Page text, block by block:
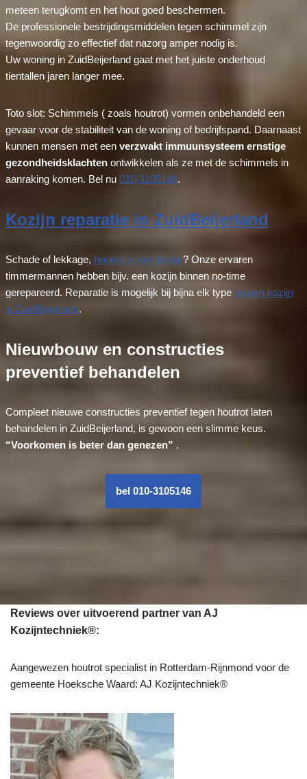
meteen terugkomt en het hout goed beschermen.
De professionele bestrijdingsmiddelen tegen schimmel zijn
tegenwoordig zo effectief dat nazorg amper nodig is.
Uw woning in ZuidBeijerland gaat met het juiste onderhoud
tientallen jaren langer mee.
Toto slot: Schimmels ( zoals houtrot) vormen onbehandeld een
gevaar voor de stabiliteit van de woning of bedrijfspand. Daarnaast
kunnen mensen met een verzwakt immuunsysteem ernstige
gezondheidsklachten ontwikkelen als ze met de schimmels in
aanraking komen. Bel nu 010-3105146.
Kozijn reparatie in ZuidBeijerland
Schade of lekkage, houtrot in een kozijn? Onze ervaren
timmermannen hebben bijv. een kozijn binnen no-time
gerepareerd. Reparatie is mogelijk bij bijna elk type houten kozijn
in ZuidBeijerland.
Nieuwbouw en constructies
preventief behandelen
Compleet nieuwe constructies preventief tegen houtrot laten
behandelen in ZuidBeijerland, is gewoon een slimme keus.
“Voorkomen is beter dan genezen” .
bel 010-3105146
Reviews over uitvoerend partner van AJ
Kozijntechniek®:
Aangewezen houtrot specialist in Rotterdam-Rijnmond voor de
gemeente Hoeksche Waard: AJ Kozijntechniek®